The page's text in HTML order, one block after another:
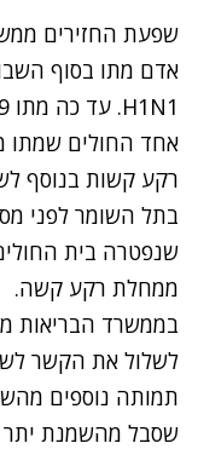
שפעת החזירים
אדם מתו בסוף
H1N1. עד כה מתו 39 חולים מהמחלה.
רקע קשות בנוסף
שנפטרה בית
ממחלת רקע קשה.
בממשרד הבריאות
שסבל מהשמנת יתר